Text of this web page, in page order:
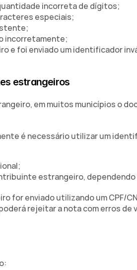
incorreta de dígitos;
especiais;
incorretamente;
e foi enviado um identificador
estrangeiros
em muitos municípios o
é necessário utilizar um
estrangeiro,
for enviado utilizando um CPF/
rejeitar a nota com erros de